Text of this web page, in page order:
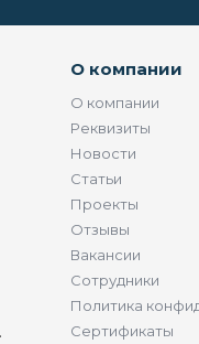
О компании
О компании
Реквизиты
Новости
Статьи
Проекты
Отзывы
Вакансии
Сотрудники
Политика
Сертификаты